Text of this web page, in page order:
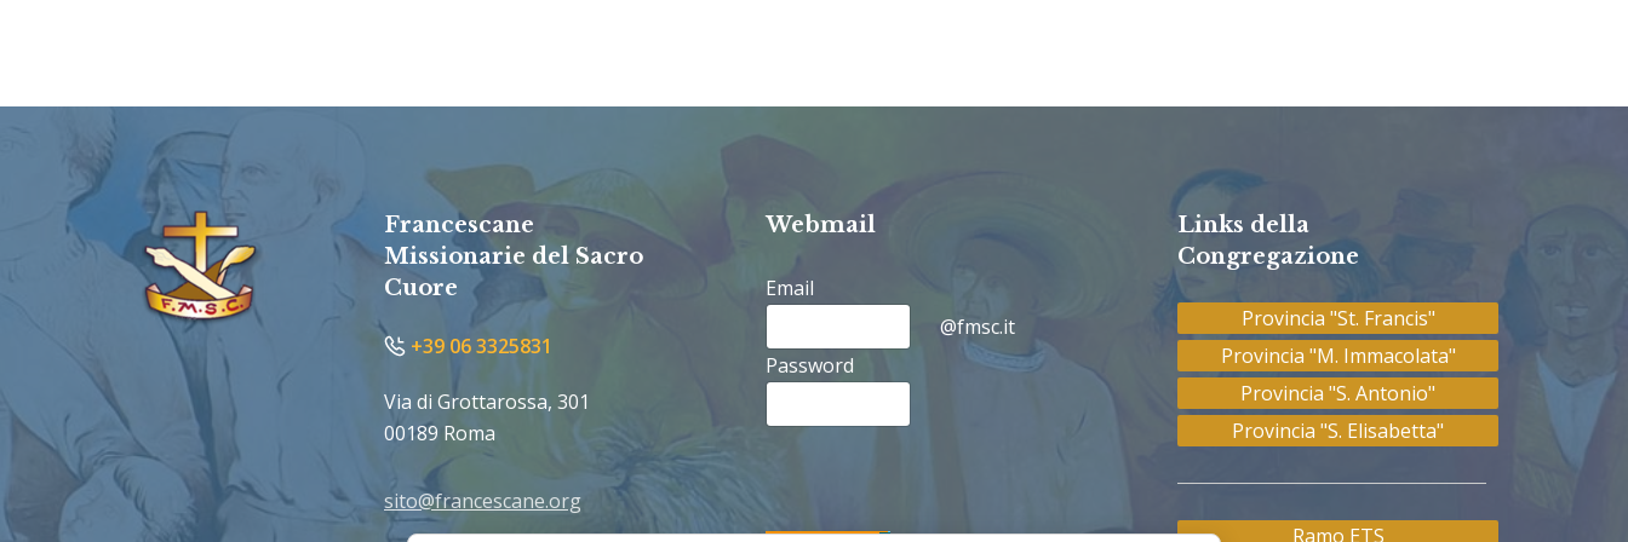
Francescane
Missionarie del Sacro
Cuore
+39 06 3325831
Via di Grottarossa, 301
00189 Roma
sito@francescane.org
Webmail
Email
@fmsc.it
Password
Links della
Congregazione
Provincia "St. Francis"
Provincia "M. Immacolata"
Provincia "S. Antonio"
Provincia "S. Elisabetta"
Ramo ETS